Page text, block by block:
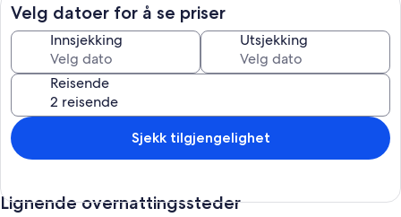
Velg datoer for å se priser
Innsjekking Utsjekking
Reisende
Sjekk tilgjengelighet
Lignende overnattingssteder